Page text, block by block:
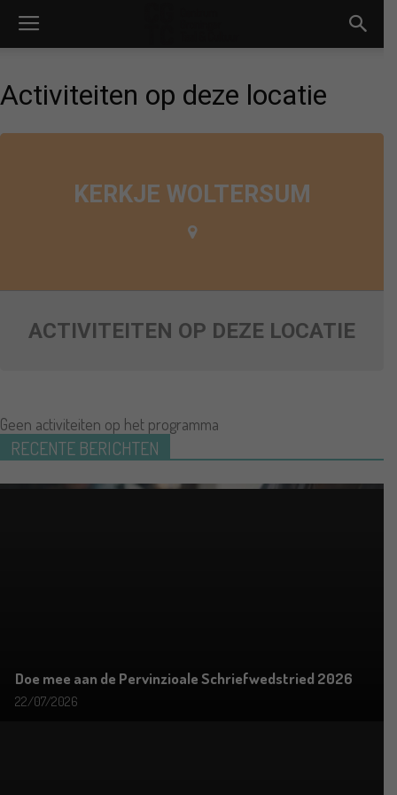
Activiteiten op deze locatie
KERKJE WOLTERSUM
ACTIVITEITEN OP DEZE LOCATIE
Geen activiteiten op het programma
RECENTE BERICHTEN
Doe mee aan de Pervinzioale Schriefwedstried 2026
22/07/2026